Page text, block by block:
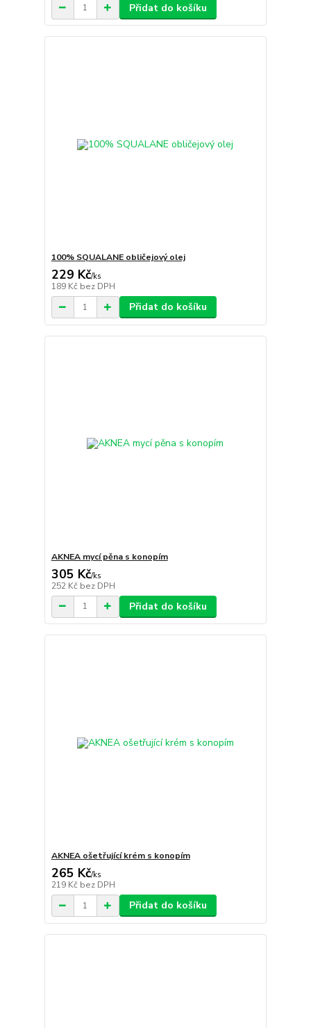
Přidat do košíku
100% SQUALANE obličejový olej
229 Kč/ks
189 Kč bez DPH
Přidat do košíku
AKNEA mycí pěna s konopím
305 Kč/ks
252 Kč bez DPH
Přidat do košíku
AKNEA ošetřující krém s konopím
265 Kč/ks
219 Kč bez DPH
Přidat do košíku